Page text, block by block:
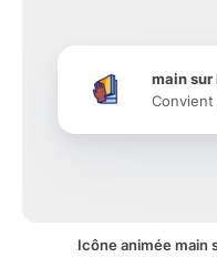
main
Icône animée main